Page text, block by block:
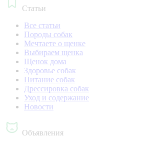
Статьи
Все статьи
Породы собак
Мечтаете о щенке
Выбираем щенка
Щенок дома
Здоровье собак
Питание собак
Дрессировка собак
Уход и содержание
Новости
Объявления